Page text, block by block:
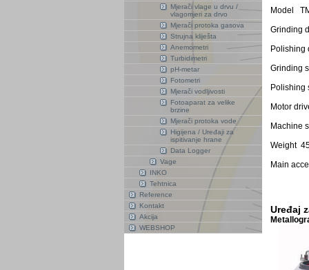
Mjerači vlage u drvu /
vlagomjeri za drvo
Mjerači protoka gasova
Strujna kliješta
Anemometri
Turbidimetri
pH-metar
Fotometri
Mjerači vodljivosti
Fotoaparat za velike
brzine
Mjerači protoka vode
Higijena / Uređaji za
ispitivanje hrane
Data Logger
Vage
INKO
Tehtnica
Reference
Kontakt
Akcija
WEBSHOP
Model
Grinding
Polishing
Grinding
Polishing
Motor
Machine
Weight
Main
Uređaj